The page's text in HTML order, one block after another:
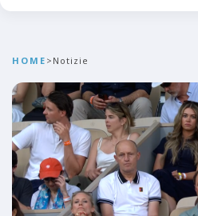
HOME > Notizie